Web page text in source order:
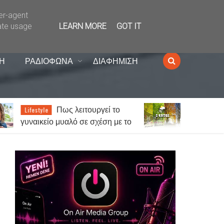
ΡΑΔΙΟΦΩΝΑ ΔΙΑΦΗΜΙΣΗ
News
Καιρός: Γενικά αίθριος
με τοπικές βροχές στα ορεινά -
agent
usage
LEARN MORE GOT IT